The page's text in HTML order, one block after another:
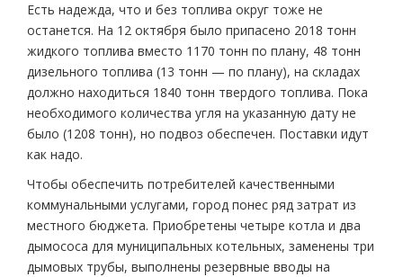
Есть надежда, что и без топлива округ тоже не
останется. На 12 октября было припасено 2018 тонн
жидкого топлива вместо 1170 тонн по плану, 48 тонн
дизельного топлива (13 тонн — по плану), на складах
должно находиться 1840 тонн твердого топлива. Пока
необходимого количества угля на указанную дату не
было (1208 тонн), но подвоз обеспечен. Поставки идут
как надо.
Чтобы обеспечить потребителей качественными
коммунальными услугами, город понес ряд затрат из
местного бюджета. Приобретены четыре котла и два
дымососа для муниципальных котельных, заменены три
дымовых трубы, выполнены резервные вводы на